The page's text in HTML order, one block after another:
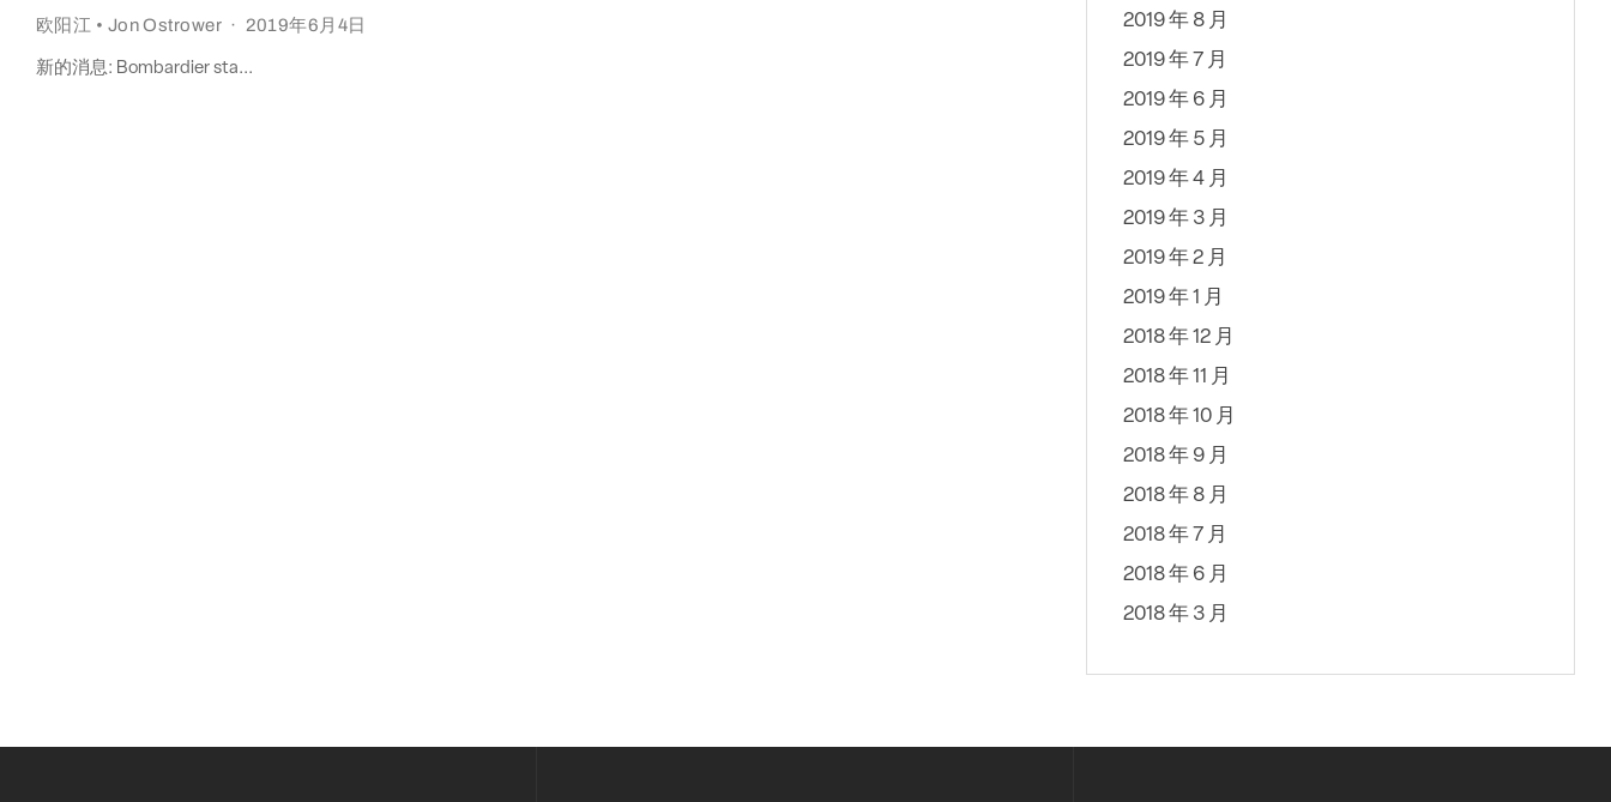
欧阳江 • Jon Ostrower · 2019年6月4日
新的消息: Bombardier sta...
2019 年 8 月
2019 年 7 月
2019 年 6 月
2019 年 5 月
2019 年 4 月
2019 年 3 月
2019 年 2 月
2019 年 1 月
2018 年 12 月
2018 年 11 月
2018 年 10 月
2018 年 9 月
2018 年 8 月
2018 年 7 月
2018 年 6 月
2018 年 3 月